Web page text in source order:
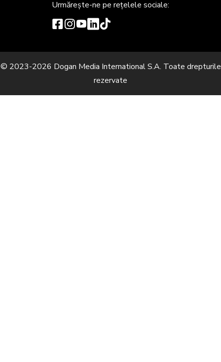
Urmărește-ne pe rețelele sociale:
© 2023-2026 Dogan Media International S.A. Toate drepturile
rezervate